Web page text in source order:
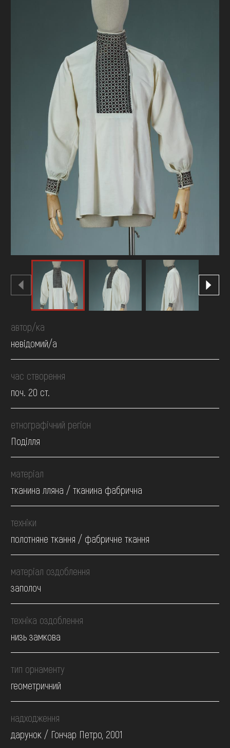
ОНЛАЙН-КРАМНИЦЯ
автор/ка
невідомий/а
час створення
поч. 20 ст.
етнографічний регіон
Поділля
матеріал
тканина лляна / тканина фабрична
техніки
полотняне ткання / фабричне ткання
матеріал оздоблення
заполоч
техніка оздоблення
низь замкова
тип орнаменту
геометричний
надходження
дарунок / Гончар Петро, 2001